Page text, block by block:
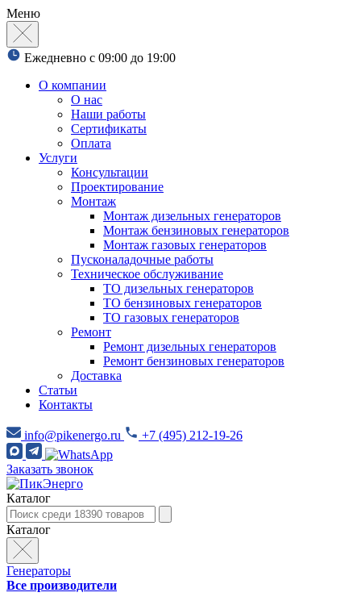
Меню
Ежедневно с 09:00 до 19:00
О компании
О нас
Наши работы
Сертификаты
Оплата
Услуги
Консультации
Проектирование
Монтаж
Монтаж дизельных генераторов
Монтаж бензиновых генераторов
Монтаж газовых генераторов
Пусконаладочные работы
Техническое обслуживание
ТО дизельных генераторов
ТО бензиновых генераторов
ТО газовых генераторов
Ремонт
Ремонт дизельных генераторов
Ремонт бензиновых генераторов
Доставка
Статьи
Контакты
info@pikenergo.ru +7 (495) 212-19-26
Заказать звонок
Каталог
Каталог
Генераторы
Все производители